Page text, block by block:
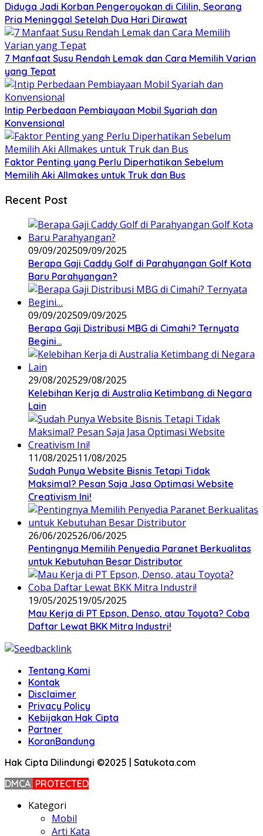
Diduga Jadi Korban Pengeroyokan di Cililin, Seorang
Pria Meninggal Setelah Dua Hari Dirawat
7 Manfaat Susu Rendah Lemak dan Cara Memilih Varian
yang Tepat
Intip Perbedaan Pembiayaan Mobil Syariah dan
Konvensional
Faktor Penting yang Perlu Diperhatikan Sebelum
Memilih Aki Allmakes untuk Truk dan Bus
Recent Post
09/09/202509/09/2025
Berapa Gaji Caddy Golf di Parahyangan Golf Kota
Baru Parahyangan?
09/09/202509/09/2025
Berapa Gaji Distribusi MBG di Cimahi? Ternyata
Begini…
29/08/202529/08/2025
Kelebihan Kerja di Australia Ketimbang di Negara
Lain
11/08/202511/08/2025
Sudah Punya Website Bisnis Tetapi Tidak
Maksimal? Pesan Saja Jasa Optimasi Website
Creativism Ini!
26/06/202526/06/2025
Pentingnya Memilih Penyedia Paranet Berkualitas
untuk Kebutuhan Besar Distributor
19/05/202519/05/2025
Mau Kerja di PT Epson, Denso, atau Toyota? Coba
Daftar Lewat BKK Mitra Industri!
Tentang Kami
Kontak
Disclaimer
Privacy Policy
Kebijakan Hak Cipta
Partner
KoranBandung
Hak Cipta Dilindungi ©2025 | Satukota.com
DMCA PROTECTED
Kategori
Mobil
Arti Kata